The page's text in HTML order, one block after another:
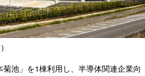
池」を1棟利用し、半導体関連企業向